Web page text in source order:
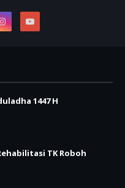
1447 H
TK Roboh